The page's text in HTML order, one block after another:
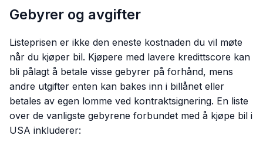
Gebyrer og avgifter
Listeprisen er ikke den eneste kostnaden du vil møte
når du kjøper bil. Kjøpere med lavere kredittscore kan
bli pålagt å betale visse gebyrer på forhånd, mens
andre utgifter enten kan bakes inn i billånet eller
betales av egen lomme ved kontraktsignering. En liste
over de vanligste gebyrene forbundet med å kjøpe bil i
USA inkluderer: